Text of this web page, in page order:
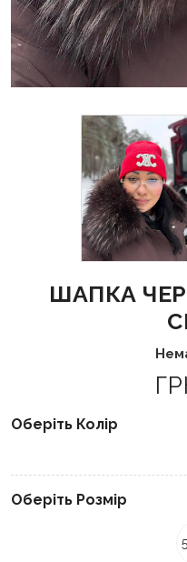
ШАПКА
Оберіть Колір
Оберіть Розмір